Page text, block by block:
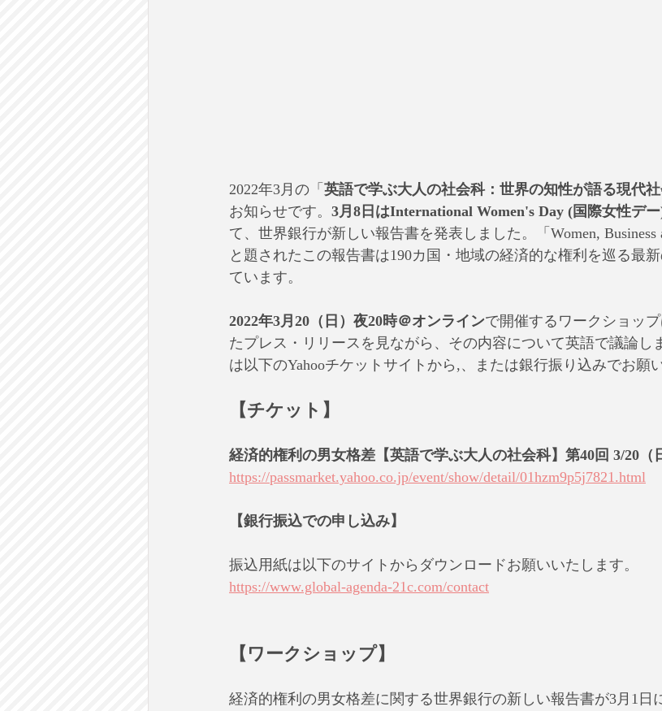
2022年3月の「 英語で学ぶ大人の社会科：世界の知性が語る現代
お知らせです。 3月8日はInternational Women's Day (国際女性デ
て、世界銀行が新しい報告書を発表しました。「Women, Business
と題されたこの報告書は190カ国・地域の経済的な権利を巡る最
ています。
2022年3月20（日）夜20時＠オンラインで開催するワークショッ
たプレス・リリースを見ながら、その内容について英語で議論し
は以下のYahooチケットサイトから,、または銀行振り込みでお願
【チケット】
経済的権利の男女格差【英語で学ぶ大人の社会科】第40回 3/20（
https://passmarket.yahoo.co.jp/event/show/detail/01hzm9p5j7821.html
【銀行振込での申し込み】
振込用紙は以下のサイトからダウンロードお願いいたします。
https://www.global-agenda-21c.com/contact
【ワークショップ】
経済的権利の男女格差に関する世界銀行の新しい報告書が3月1日